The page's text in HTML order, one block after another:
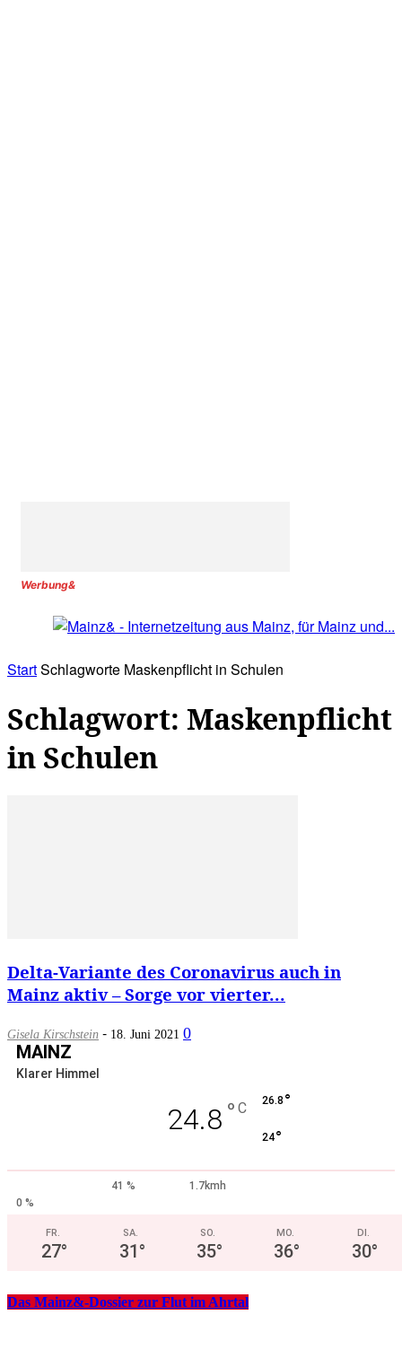
Werbung&
StartSchlagworte Maskenpflicht in Schulen
Schlagwort: Maskenpflicht
in Schulen
Delta-Variante des Coronavirus auch in
Mainz aktiv – Sorge vor vierter...
Gisela Kirschstein - 18. Juni 2021 0
MAINZ
Klarer Himmel
24.8 ° C 26.8 °
24°
41 %
1.7kmh
0 %
FR.
27°
SA.
31°
SO.
35°
MO.
36°
DI.
30°
Das Mainz&-Dossier zur Flut im Ahrtal